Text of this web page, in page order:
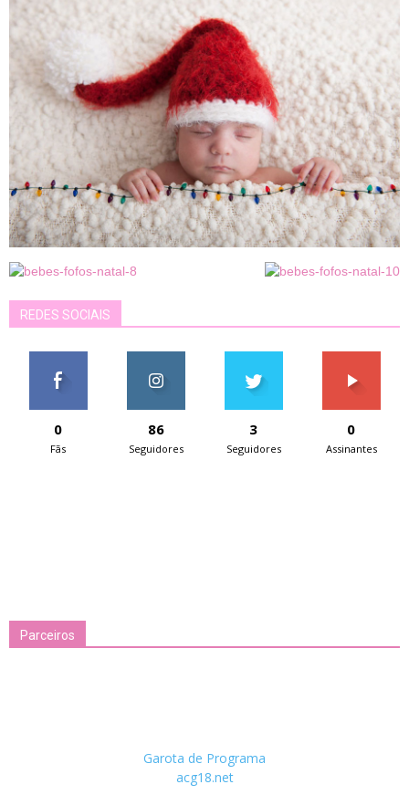
REDES SOCIAIS
0
Fãs
86
Seguidores
3
Seguidores
0
Assinantes
Parceiros
Garota de Programa
acg18.net